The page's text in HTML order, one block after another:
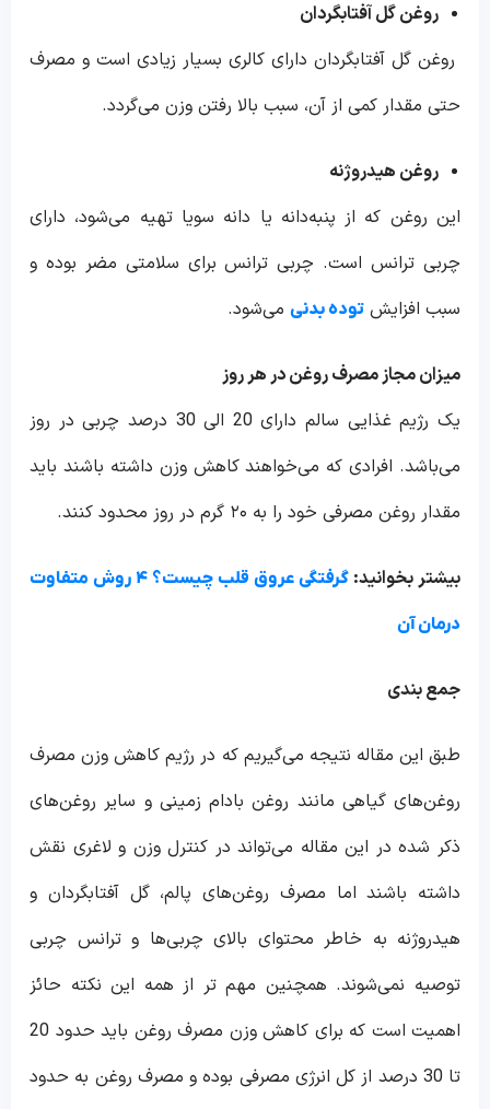
روغن گل آفتابگردان
روغن گل آفتابگردان دارای کالری بسیار زیادی است و مصرف
حتی مقدار کمی از آن، سبب بالا رفتن وزن می‌گردد.
روغن هیدروژنه
این روغن که از پنبه‌دانه یا دانه سویا تهیه می‌شود، دارای
چربی ترانس است. چربی ترانس برای سلامتی مضر بوده و
سبب افزایش توده بدنی می‌شود.
میزان مجاز مصرف روغن در هر روز
یک رژیم غذایی سالم دارای 20 الی 30 درصد چربی در روز
می‌باشد. افرادی که می‌خواهند کاهش وزن داشته باشند باید
مقدار روغن مصرفی خود را به ۲۰ گرم در روز محدود کنند.
بیشتر بخوانید: گرفتگی عروق قلب چیست؟ ۴ روش متفاوت
درمان آن
جمع بندی
طبق این مقاله نتیجه می‌گیریم که در رژیم کاهش وزن مصرف
روغن‌های گیاهی مانند روغن بادام زمینی و سایر روغن‌های
ذکر شده در این مقاله می‌تواند در کنترل وزن و لاغری نقش
داشته باشند اما مصرف روغن‌های پالم، گل آفتابگردان و
هیدروژنه به خاطر محتوای بالای چربی‌ها و ترانس چربی
توصیه نمی‌شوند. همچنین مهم تر از همه این نکته حائز
اهمیت است که برای کاهش وزن مصرف روغن باید حدود 20
تا 30 درصد از کل انرژی مصرفی بوده و مصرف روغن به حدود